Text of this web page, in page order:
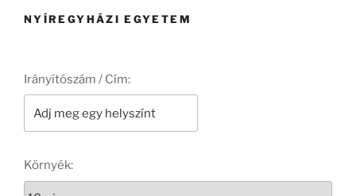
NYÍREGYHÁZI EGYETEM
Irányítószám / Cím:
Környék: